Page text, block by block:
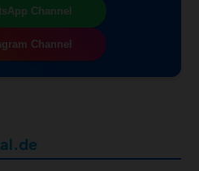
Channel
Channel